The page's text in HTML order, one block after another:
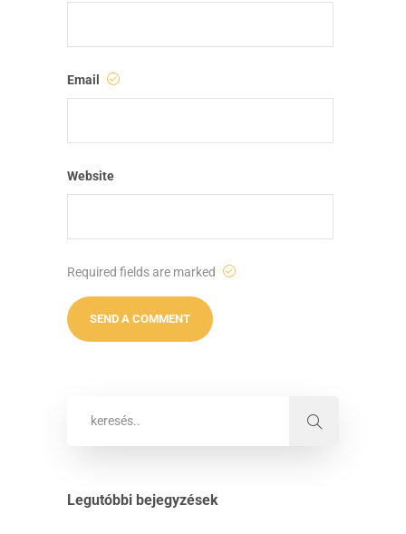
Email
Website
Required fields are marked
Legutóbbi bejegyzések